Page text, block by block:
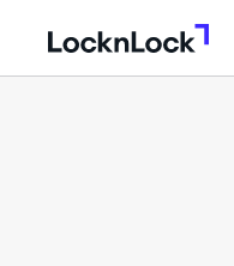
LocknLock